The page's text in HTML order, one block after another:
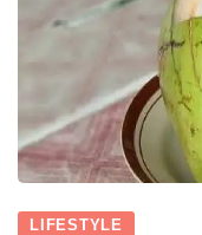
LIFESTYLE